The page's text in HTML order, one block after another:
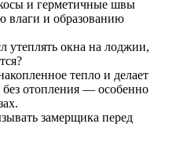
и герметичные швы
влаги и образованию
утеплять окна на лоджии,
тепло и делает
отопления — особенно
замерщика перед